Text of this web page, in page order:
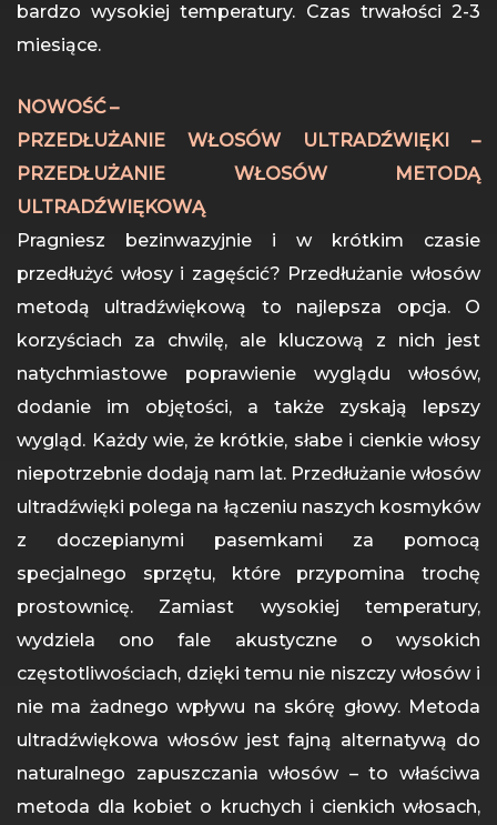
bardzo wysokiej temperatury. Czas trwałości 2-3
miesiące.
NOWOŚĆ –
PRZEDŁUŻANIE WŁOSÓW ULTRADŹWIĘKI –
PRZEDŁUŻANIE WŁOSÓW METODĄ
ULTRADŹWIĘKOWĄ
Pragniesz bezinwazyjnie i w krótkim czasie
przedłużyć włosy i zagęścić? Przedłużanie włosów
metodą ultradźwiękową to najlepsza opcja. O
korzyściach za chwilę, ale kluczową z nich jest
natychmiastowe poprawienie wyglądu włosów,
dodanie im objętości, a także zyskają lepszy
wygląd. Każdy wie, że krótkie, słabe i cienkie włosy
niepotrzebnie dodają nam lat. Przedłużanie włosów
ultradźwięki polega na łączeniu naszych kosmyków
z doczepianymi pasemkami za pomocą
specjalnego sprzętu, które przypomina trochę
prostownicę. Zamiast wysokiej temperatury,
wydziela ono fale akustyczne o wysokich
częstotliwościach, dzięki temu nie niszczy włosów i
nie ma żadnego wpływu na skórę głowy. Metoda
ultradźwiękowa włosów jest fajną alternatywą do
naturalnego zapuszczania włosów – to właściwa
metoda dla kobiet o kruchych i cienkich włosach,